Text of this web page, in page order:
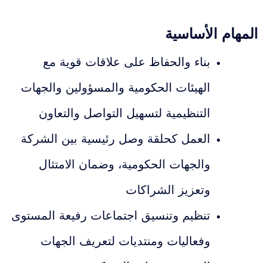
المهام الأساسية
بناء والحفاظ على علاقات قوية مع
الهيئات الحكومية والمسؤولين والجهات
التنظيمية لتسهيل التواصل والتعاون
العمل كحلقة وصل رئيسية بين الشركة
والجهات الحكومية، وضمان الامتثال
وتعزيز الشراكات
تنظيم وتنسيق اجتماعات رفيعة المستوى
وفعاليات ومنتديات لتعريف الجهات